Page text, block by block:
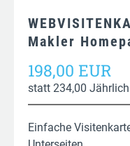
Makler
statt 234,00 Jährlich
198,00 EUR
Einfache